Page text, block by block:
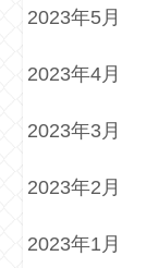
2023年5月
2023年4月
2023年3月
2023年2月
2023年1月